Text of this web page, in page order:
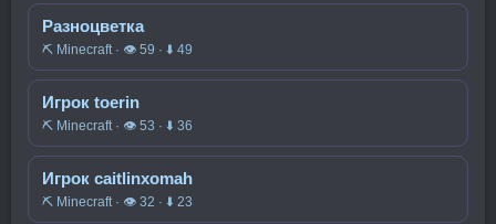
Разноцветка
⛏️ Minecraft · 👁 59 · ⬇ 49
Игрок toerin
⛏️ Minecraft · 👁 53 · ⬇ 36
Игрок caitlinxomah
⛏️ Minecraft · 👁 32 · ⬇ 23